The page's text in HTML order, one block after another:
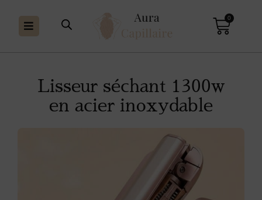
0
Lisseur séchant 1300w
en acier inoxydable